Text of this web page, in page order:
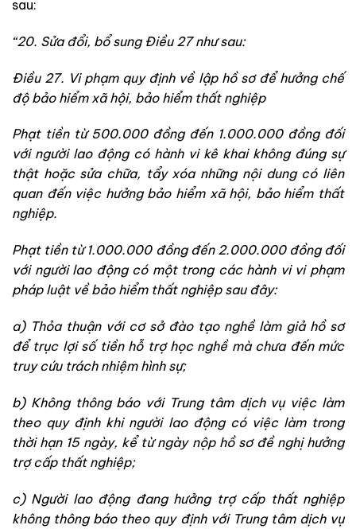
sau:
“20. Sửa đổi, bổ sungĐiều 27 như sau:
Điều 27. Vi phạm quy định về lập hồsơ đểhưởng chế
độ bảo hiểm xã hội, bảo hiểm thất nghiệp
Phạt tiền từ 500.000 đồng đến 1.000.000 đồng đối
với người lao động có hành vi kê khai không đúng sự
thật hoặc sửa chữa, tẩy xóa những nội dung có liên
quan đến việc hưởng bảo hiểm xã hội, bảo hiểm thất
nghiệp.
Phạt tiền từ 1.000.000 đồng đến 2.000.000 đồng đối
với người lao động có một trong các hành vi vi phạm
pháp luật về bảo hiểm thất nghiệp sau đây:
a) Thỏa thuận với cơ sở đào tạo nghề làm giả hồ sơ
để trục lợi số tiền hỗ trợ học nghề mà chưa đến mức
truy cứu trách nhiệm hình sự;
b) Không thông báo với Trung tâm dịch vụ việc làm
theo quy định khi người lao động có việc làm trong
thời hạn 15 ngày, kể từ ngày nộp hồ sơ đề nghị hưởng
trợ cấp thất nghiệp;
c) Người lao động đang hưởng trợ cấp thất nghiệp
không thông báo theo quy định với Trung tâm dịch vụ